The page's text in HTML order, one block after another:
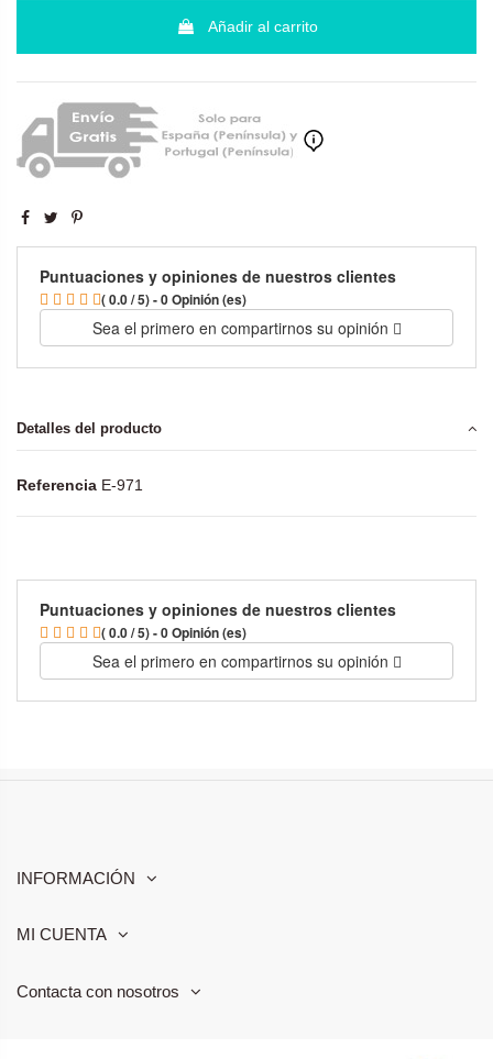
Añadir al carrito
Puntuaciones y opiniones de nuestros clientes
( 0.0 / 5) - 0 Opinión (es)
Sea el primero en compartirnos su opinión
Detalles del producto
Referencia E-971
Puntuaciones y opiniones de nuestros clientes
( 0.0 / 5) - 0 Opinión (es)
Sea el primero en compartirnos su opinión
INFORMACIÓN
MI CUENTA
Contacta con nosotros